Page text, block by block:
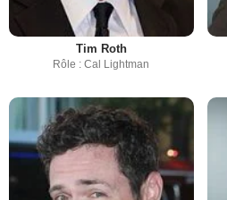
Tim Roth
Rôle : Cal Lightman